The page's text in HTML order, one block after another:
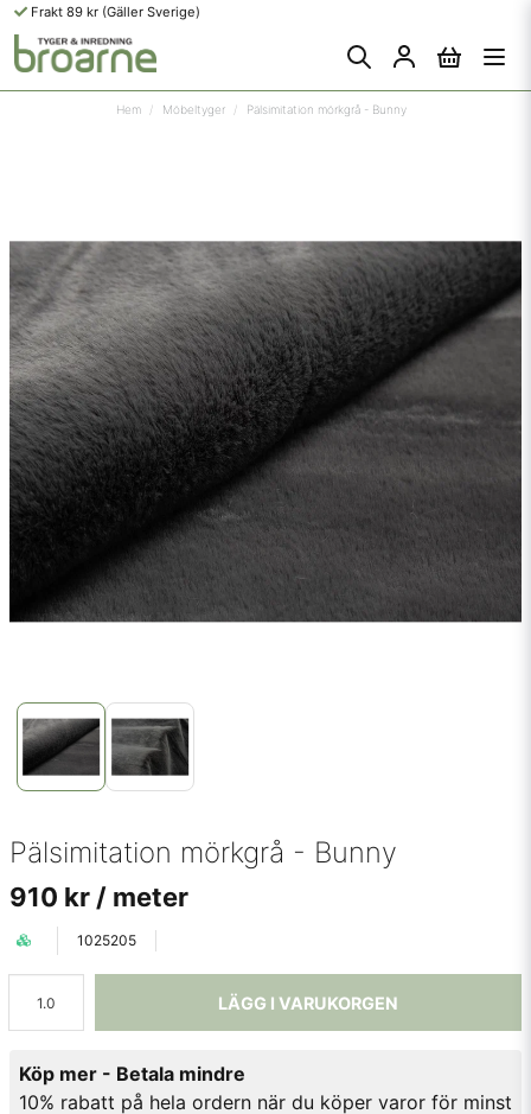
Frakt 89 kr (Gäller Sverige)
Hem Möbeltyger Pälsimitation mörkgrå - Bunny
Pälsimitation mörkgrå - Bunny
910 kr / meter
1025205
LÄGG I VARUKORGEN
Köp mer - Betala mindre
10% rabatt på hela ordern när du köper varor för minst